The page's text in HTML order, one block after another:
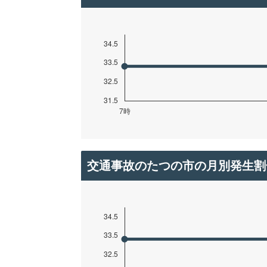
交通事故のたつの市の月別発生